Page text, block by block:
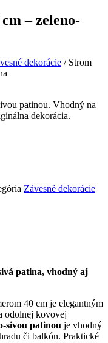
– zeleno-
dekorácie / Strom
patinou. Vhodný na
dekorácia.
Závesné dekorácie
patina, vhodný aj
40 cm je elegantným
odolnej kovovej
sivou patinou je vhodný
či balkón. Praktické